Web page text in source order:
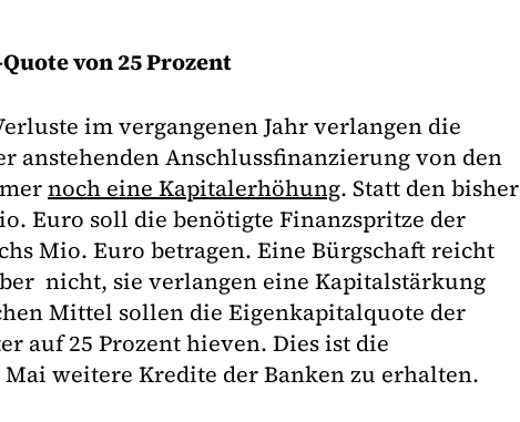
von 25 Prozent
im vergangenen Jahr verlangen die
anstehenden Anschlussfinanzierung von den
noch eine Kapitalerhöhung. Statt den bisher
Euro soll die benötigte Finanzspritze der
Mio. Euro betragen. Eine Bürgschaft reicht
nicht, sie verlangen eine Kapitalstärkung
Mittel sollen die Eigenkapitalquote der
auf 25 Prozent hieven. Dies ist die
Mai weitere Kredite der Banken zu erhalten.